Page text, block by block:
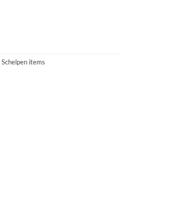
Schelpen items